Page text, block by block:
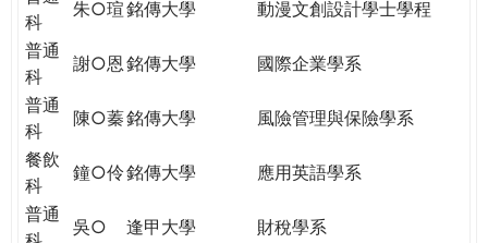
科
朱○瑄銘傳大學
動漫文創設計學士學程
普通
科
謝○恩 銘傳大學
國際企業學系
普通
科
陳○蓁銘傳大學
風險管理與保險學系
餐飲
科
鐘○伶銘傳大學
應用英語學系
普通
吳○ 逢甲大學 財稅學系